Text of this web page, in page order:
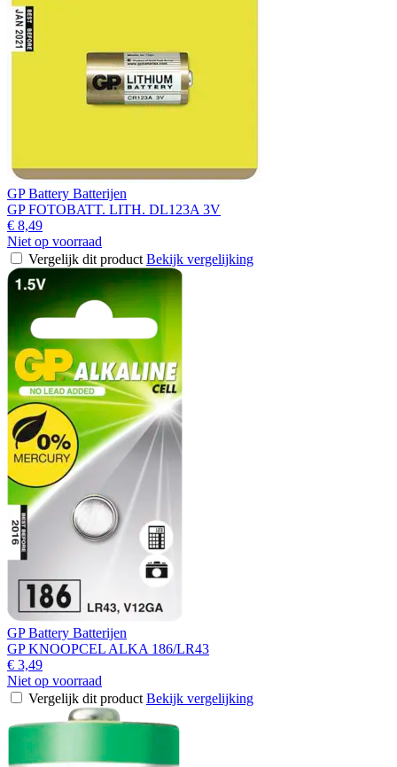
GP Battery Batterijen
GP FOTOBATT. LITH. DL123A 3V
€ 8,49
Niet op voorraad
Vergelijk dit product Bekijk vergelijking
GP Battery Batterijen
GP KNOOPCEL ALKA 186/LR43
€ 3,49
Niet op voorraad
Vergelijk dit product Bekijk vergelijking